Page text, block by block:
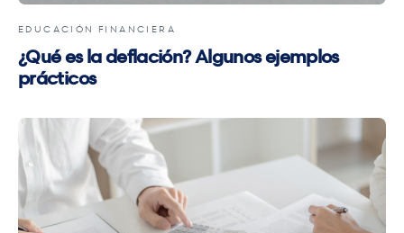
EDUCACIÓN FINANCIERA
¿Qué es la deflación? Algunos ejemplos
prácticos